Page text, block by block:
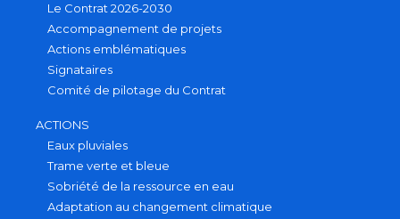
Le Contrat 2026-2030
Accompagnement de projets
Actions emblématiques
Signataires
Comité de pilotage du Contrat
ACTIONS
Eaux pluviales
Trame verte et bleue
Sobriété de la ressource en eau
Adaptation au changement climatique